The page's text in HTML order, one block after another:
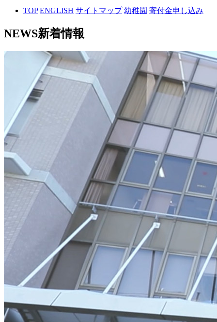
TOP ENGLISH サイトマップ 幼稚園 寄付金申し込み
NEWS新着情報